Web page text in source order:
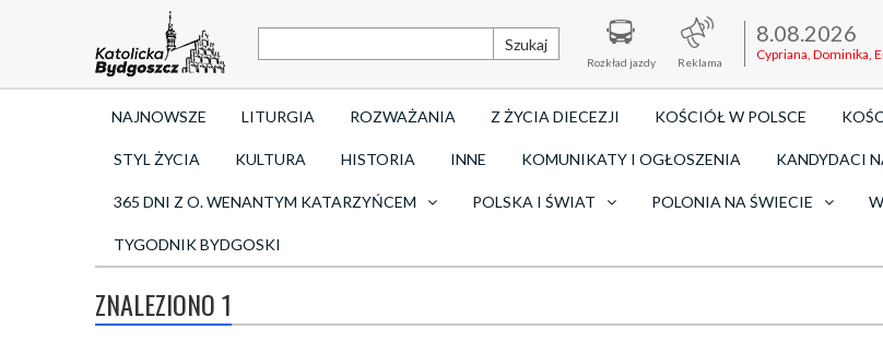
Szukaj
Rozkład jazdy Reklama
8.08.2026
Cypriana, Dominika,
NAJNOWSZE LITURGIA ROZWAŻANIA Z ŻYCIA DIECEZJI KOŚCIÓŁ W POLSCE
STYL ŻYCIA KULTURA HISTORIA INNE KOMUNIKATY I OGŁOSZENIA KANDYDACI
365 DNI Z O. WENANTYM KATARZYŃCEM POLSKA I ŚWIAT POLONIA NA ŚWIECIE
TYGODNIK BYDGOSKI
ZNALEZIONO 1